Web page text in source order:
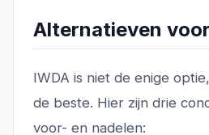
Alternatieven
IWDA is niet de enige
de beste. Hier zijn drie
voor- en nadelen: